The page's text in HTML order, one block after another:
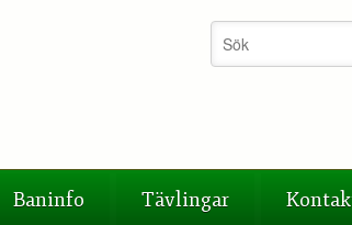
Baninfo Tävlingar